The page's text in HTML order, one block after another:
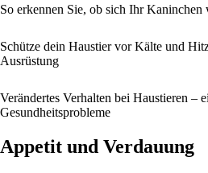
So erkennen Sie, ob sich Ihr
Schütze dein Haustier vor Kälte und
Ausrüstung
Verändertes Verhalten bei Haustieren –
Gesundheitsprobleme
Appetit und Verdauung